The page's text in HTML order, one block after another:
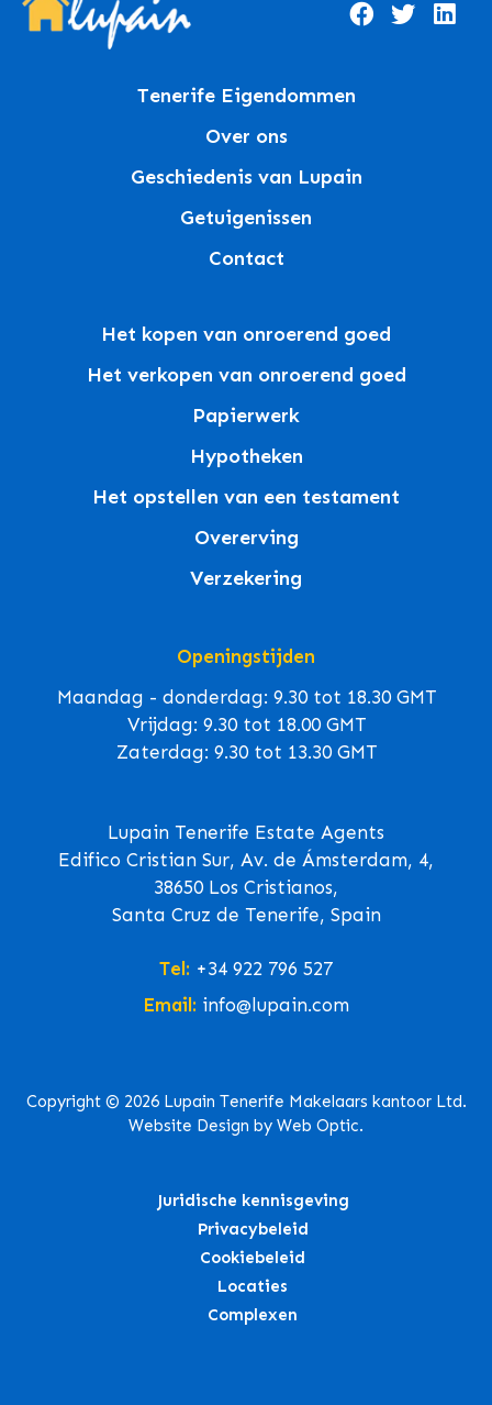
Tenerife Eigendommen
Over ons
Geschiedenis van Lupain
Getuigenissen
Contact
Het kopen van onroerend goed
Het verkopen van onroerend goed
Papierwerk
Hypotheken
Het opstellen van een testament
Overerving
Verzekering
Openingstijden
Maandag - donderdag: 9.30 tot 18.30 GMT
Vrijdag: 9.30 tot 18.00 GMT
Zaterdag: 9.30 tot 13.30 GMT
Lupain Tenerife Estate Agents
Edifico Cristian Sur, Av. de Ámsterdam, 4,
38650 Los Cristianos,
Santa Cruz de Tenerife, Spain
Tel: +34 922 796 527
Email: info@lupain.com
Copyright © 2026 Lupain Tenerife Makelaars kantoor Ltd.
Website Design by Web Optic.
Juridische kennisgeving
Privacybeleid
Cookiebeleid
Locaties
Complexen